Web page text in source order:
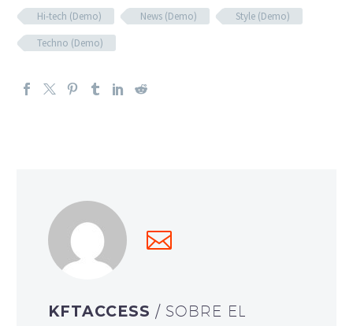
Hi-tech (Demo) News (Demo)
Style (Demo)
Techno (Demo)
KFTACCESS / SOBRE EL